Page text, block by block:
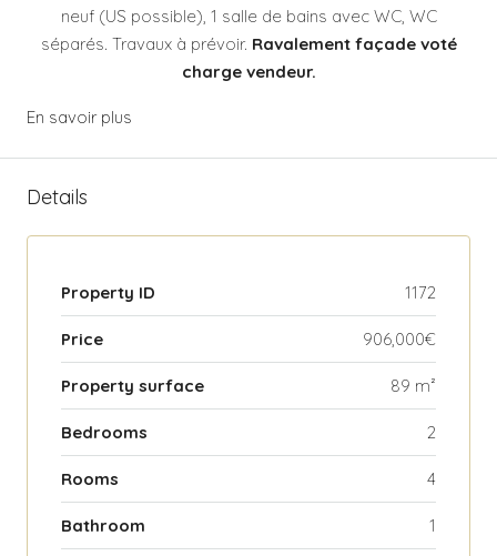
neuf (US possible), 1 salle de bains avec WC, WC
séparés. Travaux à prévoir. Ravalement façade voté
charge vendeur.
En savoir plus
Details
Property ID 1172
Price 906,000€
Property surface 89 m²
Bedrooms 2
Rooms 4
Bathroom 1